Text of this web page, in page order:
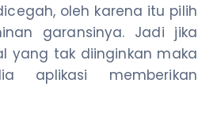
oleh karena itu pilih
garansinya. Jadi jika
yang tak diinginkan maka
aplikasi memberikan